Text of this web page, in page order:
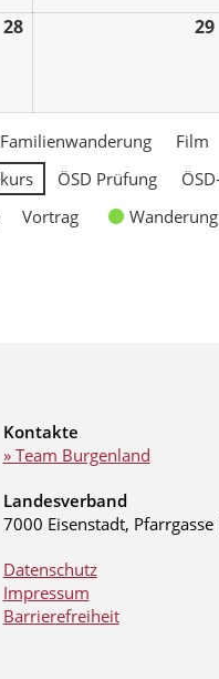
28 29
Familienwanderung Film
ÖSD Prüfung
Vortrag Wanderung
Kontakte
» Team Burgenland
Landesverband
7000 Eisenstadt, Pfarrgasse
Datenschutz
Impressum
Barrierefreiheit